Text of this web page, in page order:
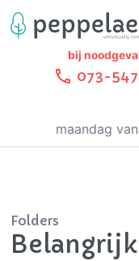
bij
073-
maandag
Folders